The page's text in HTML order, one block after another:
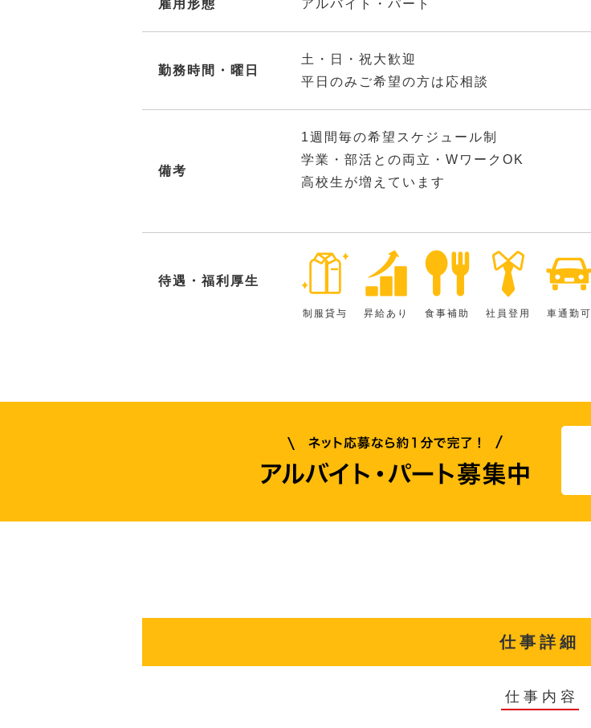
雇用形態 アルバイト・パート
勤務時間・曜日
土・日・祝大歓迎
平日のみご希望の方は応相談
備考
1週間毎の希望スケジュール制
学業・部活との両立・WワークOK
高校生が増えています
待遇・福利厚生
制服貸与 昇給あり 食事補助 社員登用 車通勤可
仕事詳細
仕事内容